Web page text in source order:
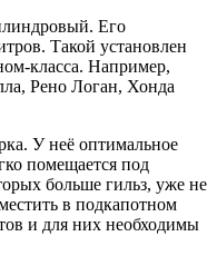
Его
Такой установлен
класса. Например,
Рено Логан, Хонда
У неё оптимальное
помещается под
больше гильз, уже не
в подкапотном
и для них необходимы